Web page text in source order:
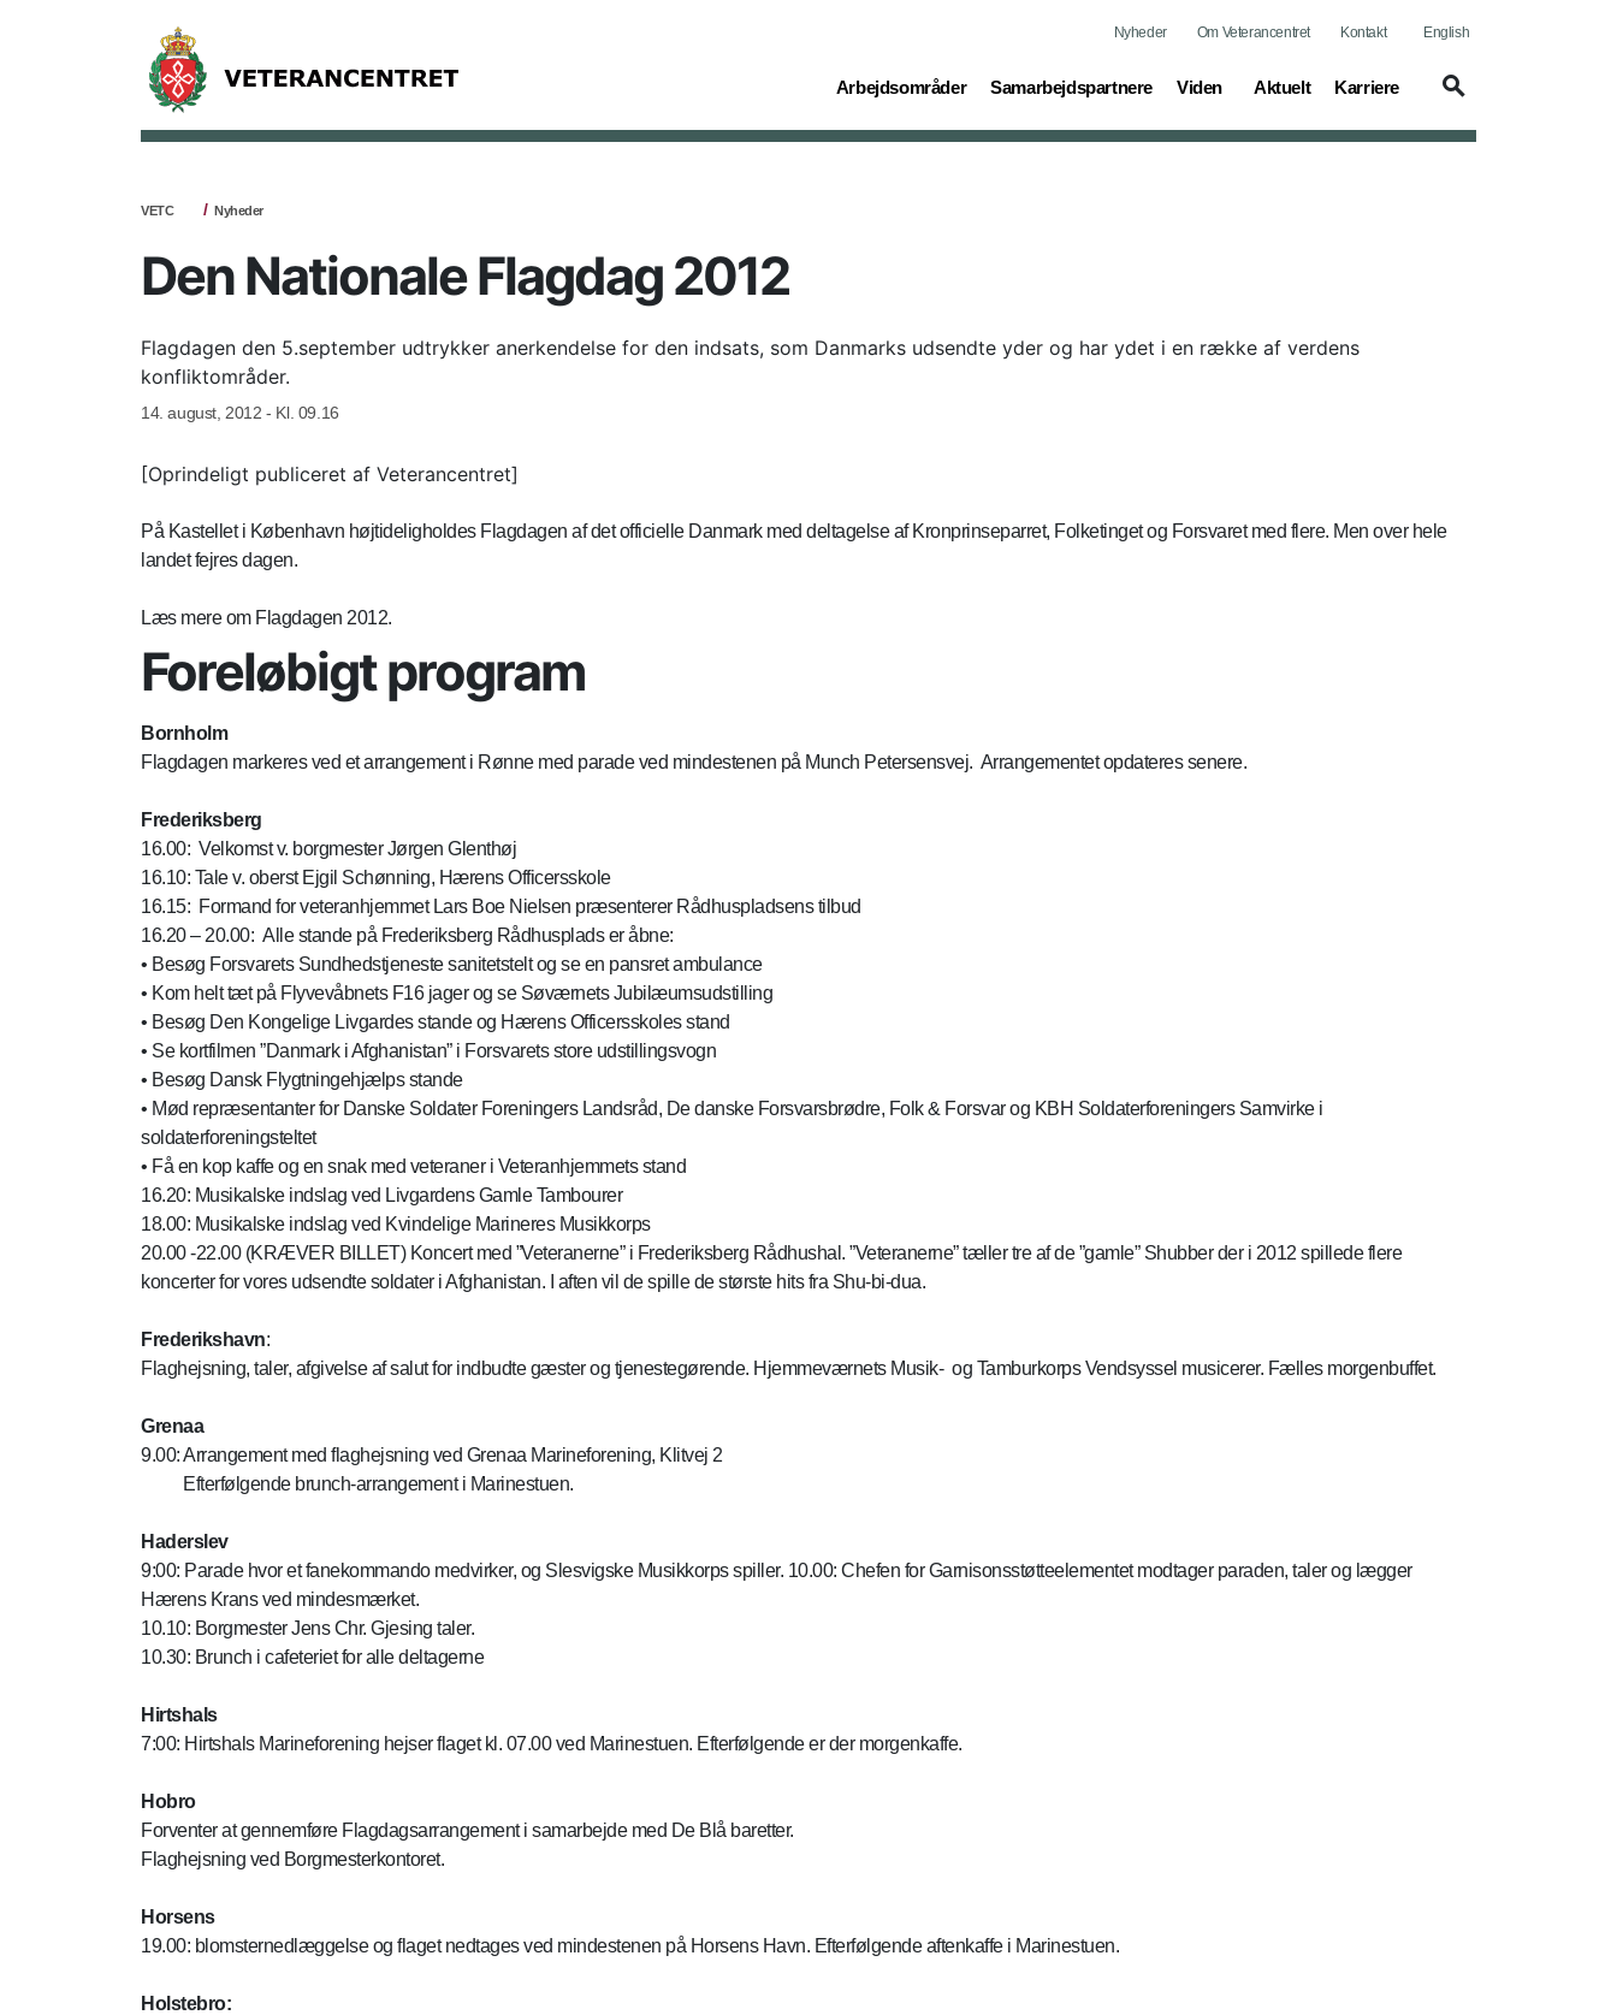
Nyheder Om Veterancentret Kontakt English
Arbejdsområder
(current) Samarbejdspartnere
(current) Viden
(current) Aktuelt
(current) Karriere
(current)
VETC Nyheder
Den Nationale Flagdag 2012
Flagdagen den 5.september udtrykker anerkendelse for den indsats, som Danmarks udsendte yder og har ydet i en række af verdens
konfliktområder.
14. august, 2012 - Kl. 09.16
[Oprindeligt publiceret af Veterancentret]
På Kastellet i København højtideligholdes Flagdagen af det officielle Danmark med deltagelse af Kronprinseparret, Folketinget og Forsvaret med flere. Men over hele
landet fejres dagen.
Læs mere om Flagdagen 2012.
Foreløbigt program
Bornholm
Flagdagen markeres ved et arrangement i Rønne med parade ved mindestenen på Munch Petersensvej. Arrangementet opdateres senere.
Frederiksberg
16.00: Velkomst v. borgmester Jørgen Glenthøj
16.10: Tale v. oberst Ejgil Schønning, Hærens Officersskole
16.15: Formand for veteranhjemmet Lars Boe Nielsen præsenterer Rådhuspladsens tilbud
16.20 – 20.00: Alle stande på Frederiksberg Rådhusplads er åbne:
• Besøg Forsvarets Sundhedstjeneste sanitetstelt og se en pansret ambulance
• Kom helt tæt på Flyvevåbnets F16 jager og se Søværnets Jubilæumsudstilling
• Besøg Den Kongelige Livgardes stande og Hærens Officersskoles stand
• Se kortfilmen ”Danmark i Afghanistan” i Forsvarets store udstillingsvogn
• Besøg Dansk Flygtningehjælps stande
• Mød repræsentanter for Danske Soldater Foreningers Landsråd, De danske Forsvarsbrødre, Folk & Forsvar og KBH Soldaterforeningers Samvirke i
soldaterforeningsteltet
• Få en kop kaffe og en snak med veteraner i Veteranhjemmets stand
16.20: Musikalske indslag ved Livgardens Gamle Tambourer
18.00: Musikalske indslag ved Kvindelige Marineres Musikkorps
20.00 -22.00 (KRÆVER BILLET) Koncert med ”Veteranerne” i Frederiksberg Rådhushal. ”Veteranerne” tæller tre af de ”gamle” Shubber der i 2012 spillede flere
koncerter for vores udsendte soldater i Afghanistan. I aften vil de spille de største hits fra Shu-bi-dua.
Frederikshavn:
Flaghejsning, taler, afgivelse af salut for indbudte gæster og tjenestegørende. Hjemmeværnets Musik- og Tamburkorps Vendsyssel musicerer. Fælles morgenbuffet.
Grenaa
9.00: Arrangement med flaghejsning ved Grenaa Marineforening, Klitvej 2
Efterfølgende brunch-arrangement i Marinestuen.
Haderslev
9:00: Parade hvor et fanekommando medvirker, og Slesvigske Musikkorps spiller. 10.00: Chefen for Garnisonsstøtteelementet modtager paraden, taler og lægger
Hærens Krans ved mindesmærket.
10.10: Borgmester Jens Chr. Gjesing taler.
10.30: Brunch i cafeteriet for alle deltagerne
Hirtshals
7:00: Hirtshals Marineforening hejser flaget kl. 07.00 ved Marinestuen. Efterfølgende er der morgenkaffe.
Hobro
Forventer at gennemføre Flagdagsarrangement i samarbejde med De Blå baretter.
Flaghejsning ved Borgmesterkontoret.
Horsens
19.00: blomsternedlæggelse og flaget nedtages ved mindestenen på Horsens Havn. Efterfølgende aftenkaffe i Marinestuen.
Holstebro: